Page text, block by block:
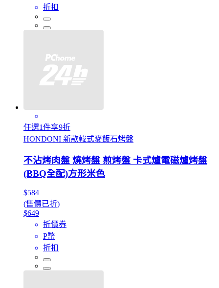
折扣
任選1件享9折
HONDONI 新款韓式麥飯石烤盤
不沾烤肉盤 燒烤盤 煎烤盤 卡式爐電磁爐烤盤
(BBQ全配)方形米色
$584
(售價已折)
$649
折價券
P幣
折扣